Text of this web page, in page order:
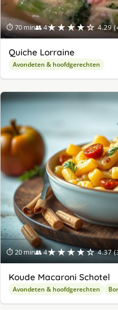
⏱ 70 min👥 4★★★★☆ 4.29
Quiche Lorraine
Avondeten & hoofdgerechten
⏱ 20 min👥 4★★★★☆ 4.37
Koude Macaroni Schotel
Avondeten & hoofdgerechten